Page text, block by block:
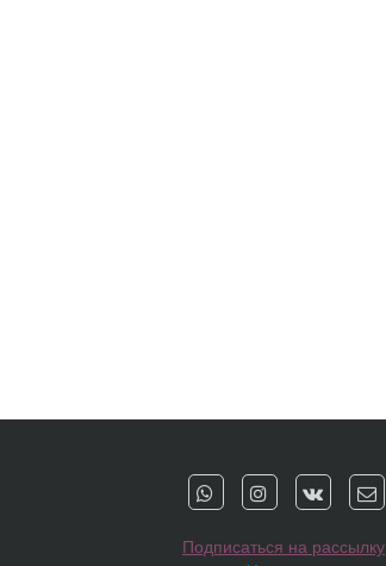
Подписаться на рассылку